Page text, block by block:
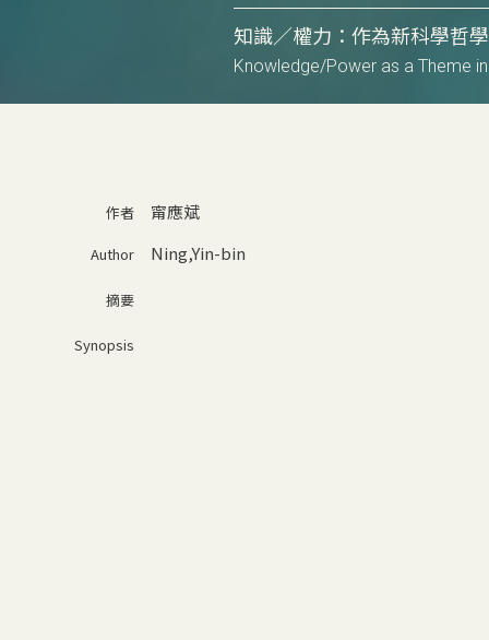
知識／權力：作為新科學哲
Knowledge/Power as a Theme
作者 甯應斌
Author Ning,Yin-bin
摘要
Synopsis